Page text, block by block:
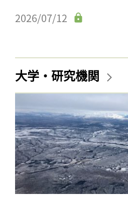
2026/07/12
大学・研究機関